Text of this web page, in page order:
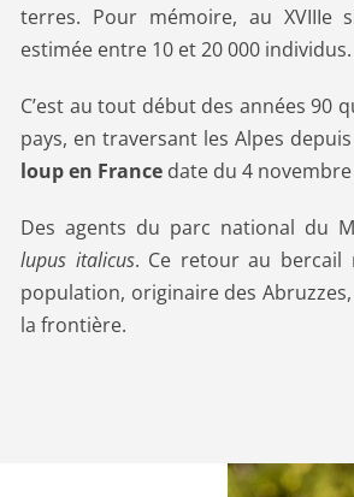
terres. Pour mémoire, au XVIIIe
estimée entre 10 et 20 000 individus.
C’est au tout début des années
pays, en traversant les Alpes
loup en France date du 4 novembre
Des agents du parc national du
lupus italicus. Ce retour au bercail
population, originaire des
la frontière.